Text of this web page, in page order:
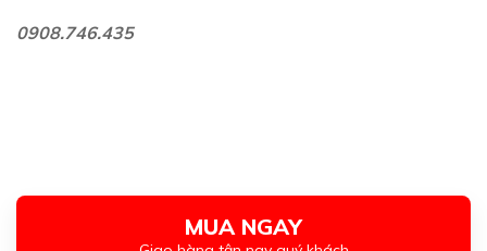
0908.746.435
MUA NGAY